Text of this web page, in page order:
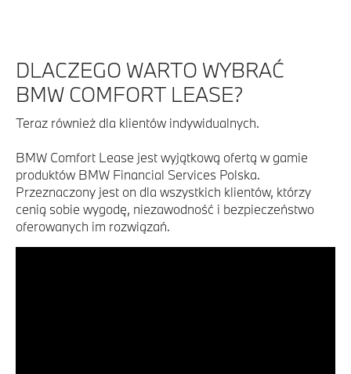
DLACZEGO WARTO WYBRAĆ
BMW COMFORT LEASE?
Teraz również dla klientów indywidualnych.
BMW Comfort Lease jest wyjątkową ofertą w gamie
produktów BMW Financial Services Polska.
Przeznaczony jest on dla wszystkich klientów, którzy
cenią sobie wygodę, niezawodność i bezpieczeństwo
oferowanych im rozwiązań.